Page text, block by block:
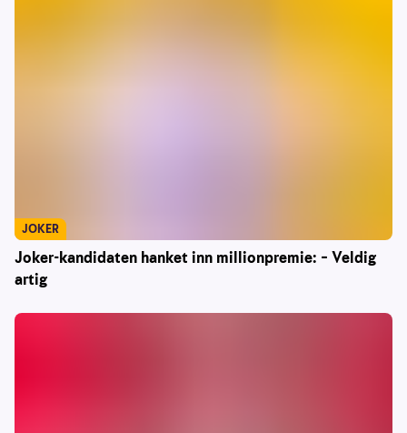
Joker-kandidaten hanket inn millionpremie: – Veldig
artig
JOKER